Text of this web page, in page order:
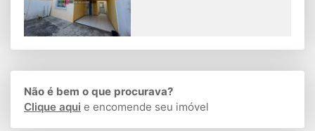
Não é bem o que procurava?
Clique aqui e encomende seu imóvel